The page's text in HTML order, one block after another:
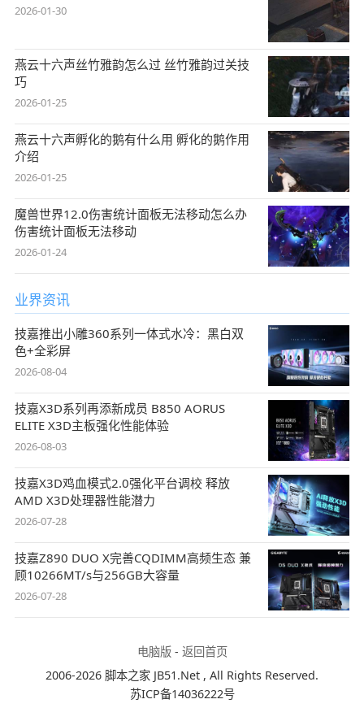
2026-01-30
燕云十六声丝竹雅韵怎么过 丝竹雅韵过关技
巧
2026-01-25
燕云十六声孵化的鹅有什么用 孵化的鹅作用
介绍
2026-01-25
魔兽世界12.0伤害统计面板无法移动怎么办
伤害统计面板无法移动
2026-01-24
业界资讯
技嘉推出小雕360系列一体式水冷：黑白双
色+全彩屏
2026-08-04
技嘉X3D系列再添新成员 B850 AORUS
ELITE X3D主板强化性能体验
2026-08-03
技嘉X3D鸡血模式2.0强化平台调校 释放
AMD X3D处理器性能潜力
2026-07-28
技嘉Z890 DUO X完善CQDIMM高频生态 兼
顾10266MT/s与256GB大容量
2026-07-28
电脑版- 返回首页
2006-2026 脚本之家 JB51.Net , All Rights Reserved.
苏ICP备14036222号